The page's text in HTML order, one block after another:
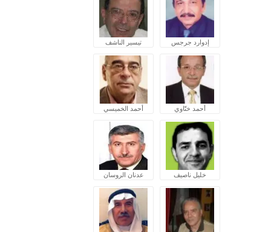
إدوارد جرجس تيسير الناشف
أحمد ختّاوي أحمد الخميسي
خليل ناصيف عدنان الروسان